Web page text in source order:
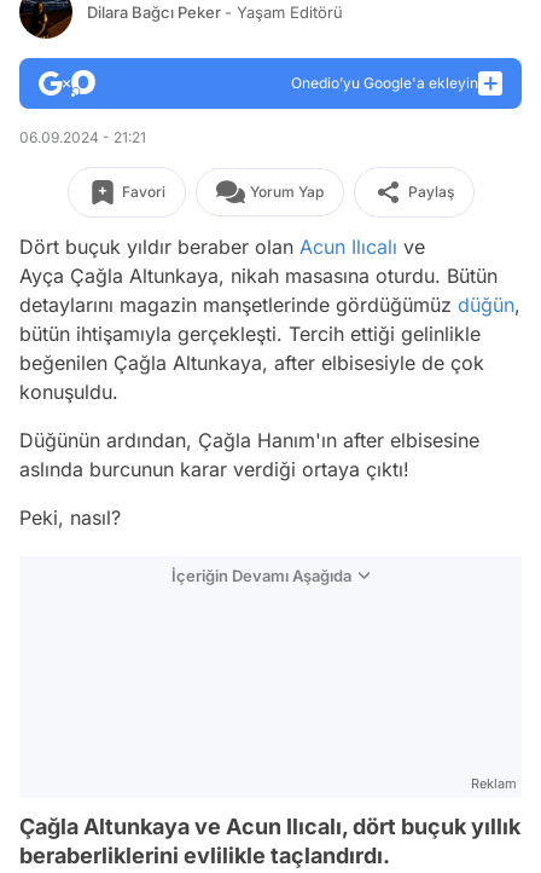
Dilara Bağcı Peker - Yaşam Editörü
Onedio’yu Google'a ekleyin
06.09.2024 - 21:21
Favori Yorum Yap Paylaş
Dört buçuk yıldır beraber olan Acun Ilıcalı ve
Ayça Çağla Altunkaya, nikah masasına oturdu. Bütün
detaylarını magazin manşetlerinde gördüğümüz düğün,
bütün ihtişamıyla gerçekleşti. Tercih ettiği gelinlikle
beğenilen Çağla Altunkaya, after elbisesiyle de çok
konuşuldu.
Düğünün ardından, Çağla Hanım'ın after elbisesine
aslında burcunun karar verdiği ortaya çıktı!
Peki, nasıl?
İçeriğin Devamı Aşağıda
Reklam
Çağla Altunkaya ve Acun Ilıcalı, dört buçuk yıllık
beraberliklerini evlilikle taçlandırdı.